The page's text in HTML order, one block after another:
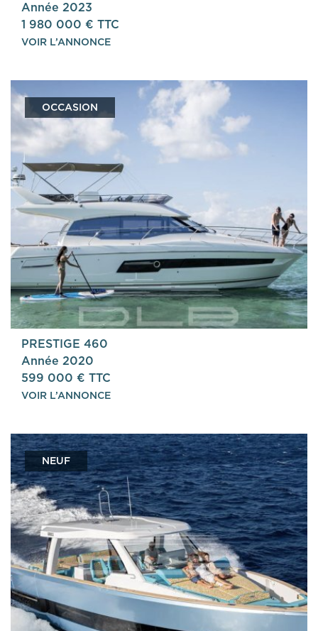
Année 2023
1 980 000 € TTC
VOIR L’ANNONCE
OCCASION
PRESTIGE 460
Année 2020
599 000 € TTC
VOIR L’ANNONCE
NEUF